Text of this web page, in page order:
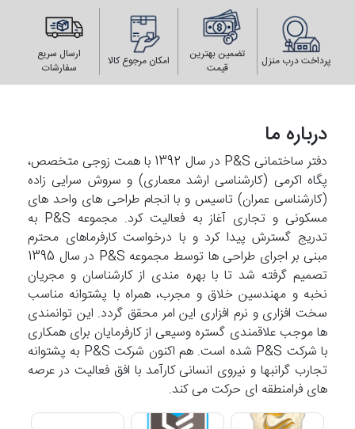
پرداخت درب منزل
تضمین بهترین
قیمت
امکان مرجوع کالا
ارسال سریع
سفارشات
درباره ما
دفتر ساختمانی P&S در سال 1392 با همت زوجی متخصص،
پگاه اکرمی (کارشناسی ارشد معماری) و سروش سرایی زاده
(کارشناسی عمران) تاسیس و با انجام طراحی های واحد های
مسکونی و تجاری آغاز به فعالیت کرد. مجموعه P&S به
تدریج گسترش پیدا کرد و با درخواست کارفرماهای محترم
مبنی بر اجرای طراحی ها توسط مجموعه P&S در سال 1395
تصمیم گرفته شد تا با بهره مندی از کارشناسان و مجریان
نخبه و مهندسین خلاق و مجرب، همراه با پشتوانه مناسب
سخت افزاری و نرم افزاری این امر محقق گردد. این توانمندی
ها موجب علاقمندی گستره وسیعی از کارفرمایان برای همکاری
با شرکت P&S شده است. هم اکنون شرکت P&S به پشتوانه
تجارب گرانبها و نیروی انسانی کارآمد با افق فعالیت در عرصه
های فرامنطقه ای حرکت می کند.